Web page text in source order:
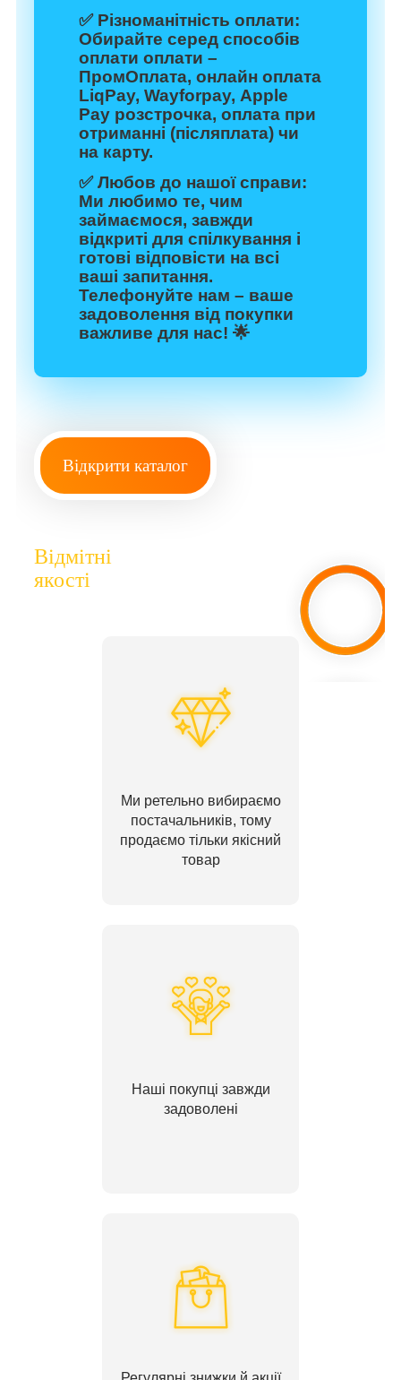
✅ Різноманітність оплати:
Обирайте серед способів
оплати оплати –
ПромОплата, онлайн оплата
LiqPay, Wayforpay, Apple
Pay розстрочка, оплата при
отриманні (післяплата) чи
на карту.
✅Любов до нашої справи:
Ми любимо те, чим
займаємося, завжди
відкриті для спілкування і
готові відповісти на всі
ваші запитання.
Телефонуйте нам – ваше
задоволення від покупки
важливе для нас! 🌟
Відкрити каталог
Відмітні
якості
Ми ретельно вибираємо
постачальників, тому
продаємо тільки якісний
товар
Наші покупці завжди
задоволені